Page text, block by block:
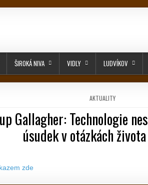
ŠIROKÁ NIVA VIDLY LUDVÍKOV
POSTED IN
AKTUALITY
Gallagher: Technologie
úsudek v otázkách
zde